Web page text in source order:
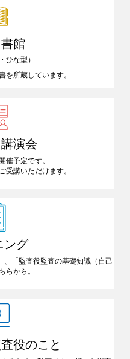
館
ひな型）
を所蔵しています。
演会
催予定です。
ご受講いただけます。
ング
、「監査役監査の基礎知識 （自己
らから。
役のこと